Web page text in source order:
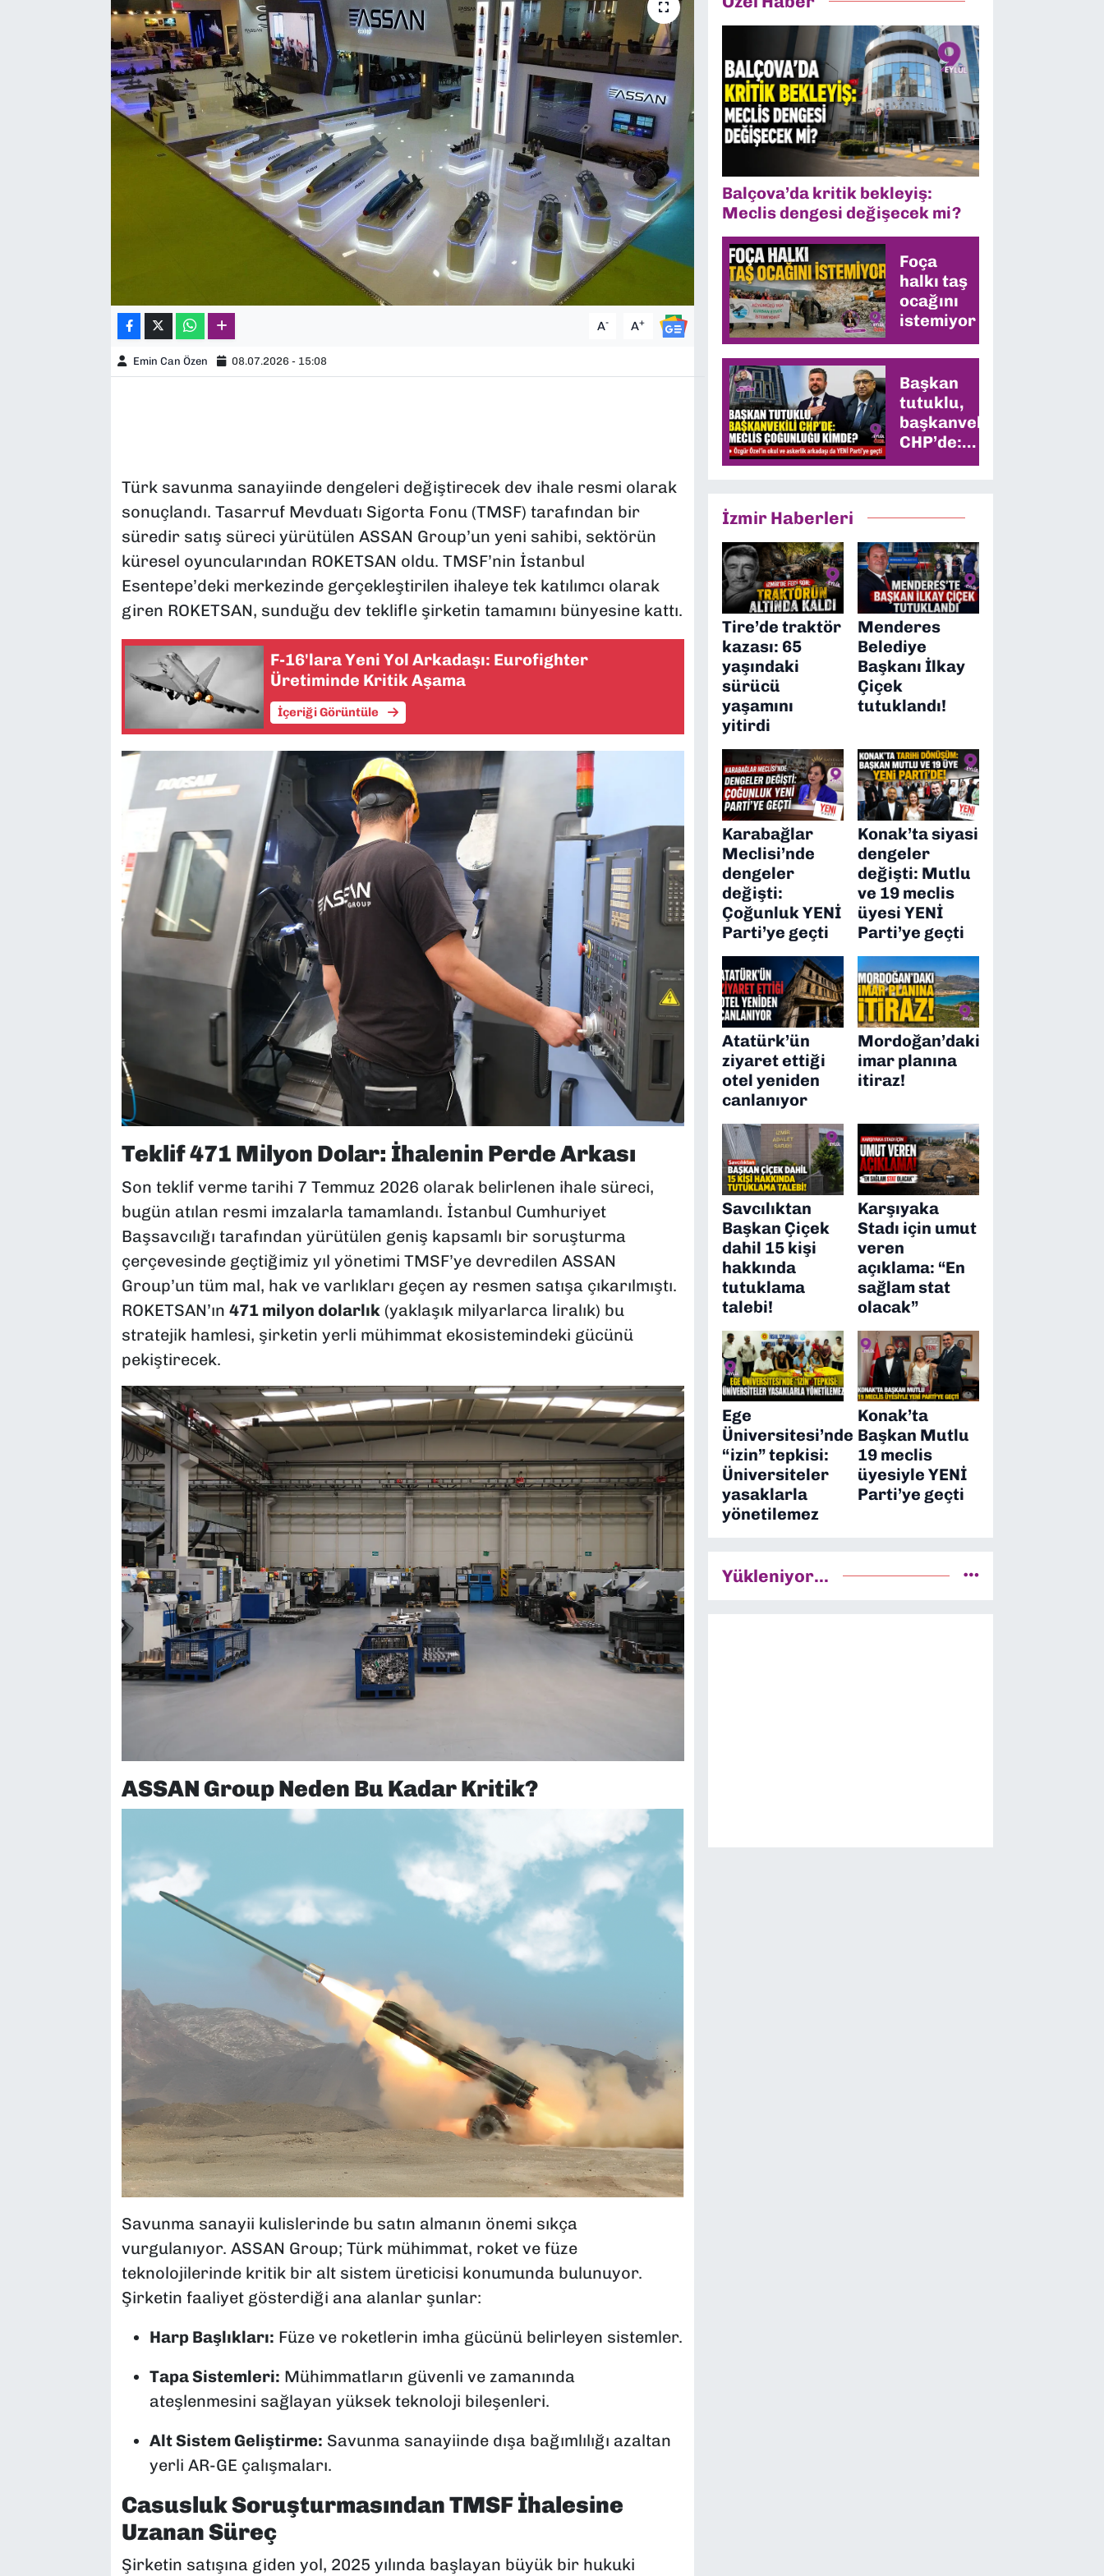
A- A+
Emin Can Özen 08.07.2026 - 15:08
Türk savunma sanayiinde dengeleri değiştirecek dev ihale resmi olarak
sonuçlandı. Tasarruf Mevduatı Sigorta Fonu (TMSF) tarafından bir
süredir satış süreci yürütülen ASSAN Group’un yeni sahibi, sektörün
küresel oyuncularından ROKETSAN oldu. TMSF’nin İstanbul
Esentepe’deki merkezinde gerçekleştirilen ihaleye tek katılımcı olarak
giren ROKETSAN, sunduğu dev teklifle şirketin tamamını bünyesine kattı.
F-16'lara Yeni Yol Arkadaşı: Eurofighter
Üretiminde Kritik Aşama
İçeriği Görüntüle
Teklif 471 Milyon Dolar: İhalenin Perde Arkası
Son teklif verme tarihi 7 Temmuz 2026 olarak belirlenen ihale süreci,
bugün atılan resmi imzalarla tamamlandı. İstanbul Cumhuriyet
Başsavcılığı tarafından yürütülen geniş kapsamlı bir soruşturma
çerçevesinde geçtiğimiz yıl yönetimi TMSF’ye devredilen ASSAN
Group’un tüm mal, hak ve varlıkları geçen ay resmen satışa çıkarılmıştı.
ROKETSAN’ın 471 milyon dolarlık (yaklaşık milyarlarca liralık) bu
stratejik hamlesi, şirketin yerli mühimmat ekosistemindeki gücünü
pekiştirecek.
ASSAN Group Neden Bu Kadar Kritik?
Savunma sanayii kulislerinde bu satın almanın önemi sıkça
vurgulanıyor. ASSAN Group; Türk mühimmat, roket ve füze
teknolojilerinde kritik bir alt sistem üreticisi konumunda bulunuyor.
Şirketin faaliyet gösterdiği ana alanlar şunlar:
Harp Başlıkları: Füze ve roketlerin imha gücünü belirleyen sistemler.
Tapa Sistemleri: Mühimmatların güvenli ve zamanında
ateşlenmesini sağlayan yüksek teknoloji bileşenleri.
Alt Sistem Geliştirme: Savunma sanayiinde dışa bağımlılığı azaltan
yerli AR-GE çalışmaları.
Casusluk Soruşturmasından TMSF İhalesine
Uzanan Süreç
Şirketin satışına giden yol, 2025 yılında başlayan büyük bir hukuki
Balçova’da kritik bekleyiş:
Meclis dengesi değişecek mi?
Foça
halkı taş
ocağını
istemiyor
Başkan
tutuklu,
başkanvekili
CHP’de:
Meclis
İzmir Haberleri
Tire’de traktör
kazası: 65
yaşındaki
sürücü
yaşamını
yitirdi
Menderes
Belediye
Başkanı İlkay
Çiçek
tutuklandı!
Karabağlar
Meclisi’nde
dengeler
değişti:
Çoğunluk YENİ
Parti’ye geçti
Konak’ta siyasi
dengeler
değişti: Mutlu
ve 19 meclis
üyesi YENİ
Parti’ye geçti
Atatürk’ün
ziyaret ettiği
otel yeniden
canlanıyor
Mordoğan’daki
imar planına
itiraz!
Savcılıktan
Başkan Çiçek
dahil 15 kişi
hakkında
tutuklama
talebi!
Karşıyaka
Stadı için umut
veren
açıklama: “En
sağlam stat
olacak”
Ege
Üniversitesi’nde
“izin” tepkisi:
Üniversiteler
yasaklarla
yönetilemez
Konak’ta
Başkan Mutlu
19 meclis
üyesiyle YENİ
Parti’ye geçti
Yükleniyor...
TEKNOLOJİ